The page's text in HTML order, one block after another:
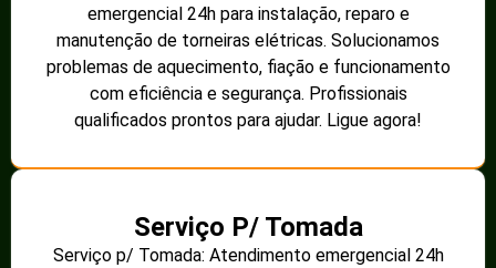
emergencial 24h para instalação, reparo e
manutenção de torneiras elétricas. Solucionamos
problemas de aquecimento, fiação e funcionamento
com eficiência e segurança. Profissionais
qualificados prontos para ajudar. Ligue agora!
Serviço P/ Tomada
Serviço p/ Tomada: Atendimento emergencial 24h